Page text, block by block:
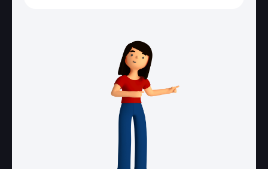
Страхование физических лиц
Страхование юридических лиц
Страховые компании
Электронные перевозочные